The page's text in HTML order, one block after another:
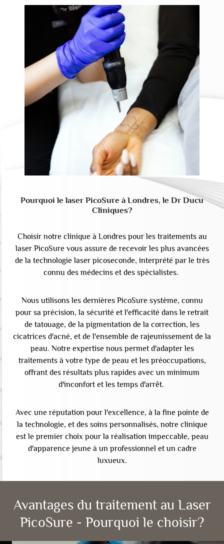
Pourquoi le laser PicoSure à Londres, le Dr Ducu
Cliniques?
Choisir notre clinique à Londres pour les traitements au
laser PicoSure vous assure de recevoir les plus avancées
de la technologie laser picoseconde, interprété par le très
connu des médecins et des spécialistes.
Nous utilisons les dernières PicoSure système, connu
pour sa précision, la sécurité et l'efficacité dans le retrait
de tatouage, de la pigmentation de la correction, les
cicatrices d'acné, et de l'ensemble de rajeunissement de la
peau. Notre expertise nous permet d'adapter les
traitements à votre type de peau et les préoccupations,
offrant des résultats plus rapides avec un minimum
d'inconfort et les temps d'arrêt.
Avec une réputation pour l'excellence, à la fine pointe de
la technologie, et des soins personnalisés, notre clinique
est le premier choix pour la réalisation impeccable, peau
d'apparence jeune à un professionnel et un cadre
luxueux.
Avantages du traitement au Laser
PicoSure - Pourquoi le choisir?